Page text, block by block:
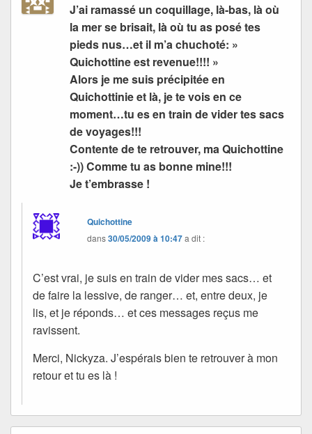
J’ai ramassé un coquillage, là-bas, là où
la mer se brisait, là où tu as posé tes
pieds nus…et il m’a chuchoté: »
Quichottine est revenue!!!! »
Alors je me suis précipitée en
Quichottinie et là, je te vois en ce
moment…tu es en train de vider tes sacs
de voyages!!!
Contente de te retrouver, ma Quichottine
:-)) Comme tu as bonne mine!!!
Je t’embrasse !
Quichottine
dans30/05/2009 à 10:47a dit :
C’est vrai, je suis en train de vider mes sacs… et
de faire la lessive, de ranger… et, entre deux, je
lis, et je réponds… et ces messages reçus me
ravissent.
Merci, Nickyza. J’espérais bien te retrouver à mon
retour et tu es là !